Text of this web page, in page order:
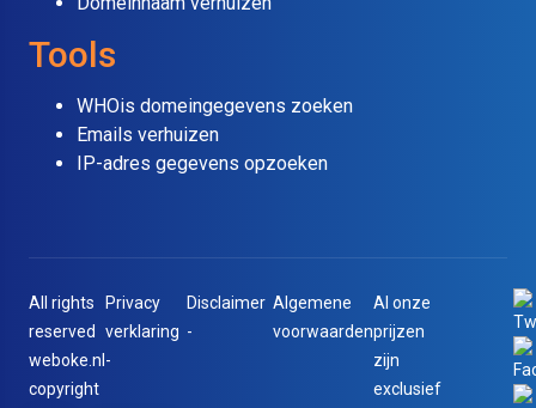
Tools
WHOis domeingegevens zoeken
Emails verhuizen
IP-adres gegevens opzoeken
All rights
reserved
weboke.nl
copyright
Privacy
verklaring
-
Disclaimer
-
Algemene
voorwaarden
Al onze
prijzen
zijn
exclusief